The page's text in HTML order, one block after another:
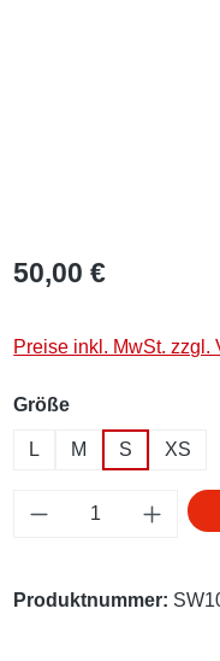
50,00 €
Preise inkl. MwSt. zzgl.
Größeauswählen
L M S XS
Produkt Anzahl:
Produktnummer: